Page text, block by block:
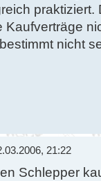
Kaufverträge
nicht
21:22
Schlepper